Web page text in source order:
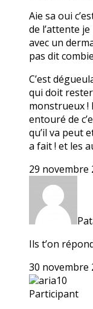
Aie sa oui
de l’attente
avec un
pas dit
C’est
qui doit
monstrueux !
entouré de
qu’il va peut
a fait ! et les
29 novembre
Ils t’on
30 novembre
aria10
Participant